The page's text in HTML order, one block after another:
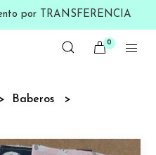
por TRANSFERENCIA
0
Baberos